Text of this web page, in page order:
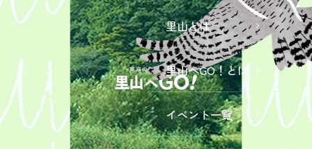
里山とは
里山へGO！とは
イベント一覧